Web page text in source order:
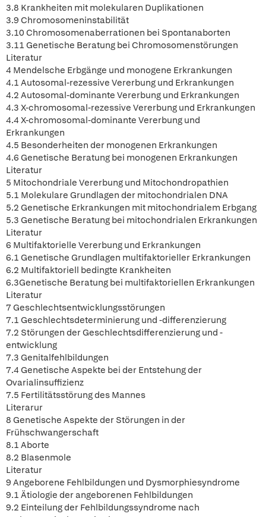
3.8 Krankheiten mit molekularen Duplikationen
3.9 Chromosomeninstabilität
3.10 Chromosomenaberrationen bei Spontanaborten
3.11 Genetische Beratung bei Chromosomenstörungen
Literatur
4 Mendelsche Erbgänge und monogene Erkrankungen
4.1 Autosomal-rezessive Vererbung und Erkrankungen
4.2 Autosomal-dominante Vererbung und Erkrankungen
4.3 X-chromosomal-rezessive Vererbung und Erkrankungen
4.4 X-chromosomal-dominante Vererbung und
Erkrankungen
4.5 Besonderheiten der monogenen Erkrankungen
4.6 Genetische Beratung bei monogenen Erkrankungen
Literatur
5 Mitochondriale Vererbung und Mitochondropathien
5.1 Molekulare Grundlagen der mitochondrialen DNA
5.2 Genetische Erkrankungen mit mitochondrialem Erbgang
5.3 Genetische Beratung bei mitochondrialen Erkrankungen
Literatur
6 Multifaktorielle Vererbung und Erkrankungen
6.1 Genetische Grundlagen multifaktorieller Erkrankungen
6.2 Multifaktoriell bedingte Krankheiten
6.3Genetische Beratung bei multifaktoriellen Erkrankungen
Literatur
7 Geschlechtsentwicklungsstörungen
7.1 Geschlechtsdeterminierung und -differenzierung
7.2 Störungen der Geschlechtsdifferenzierung und -
entwicklung
7.3 Genitalfehlbildungen
7.4 Genetische Aspekte bei der Entstehung der
Ovarialinsuffizienz
7.5 Fertilitätsstörung des Mannes
Literarur
8 Genetische Aspekte der Störungen in der
Frühschwangerschaft
8.1 Aborte
8.2 Blasenmole
Literatur
9 Angeborene Fehlbildungen und Dysmorphiesyndrome
9.1 Ätiologie der angeborenen Fehlbildungen
9.2 Einteilung der Fehlbildungssyndrome nach